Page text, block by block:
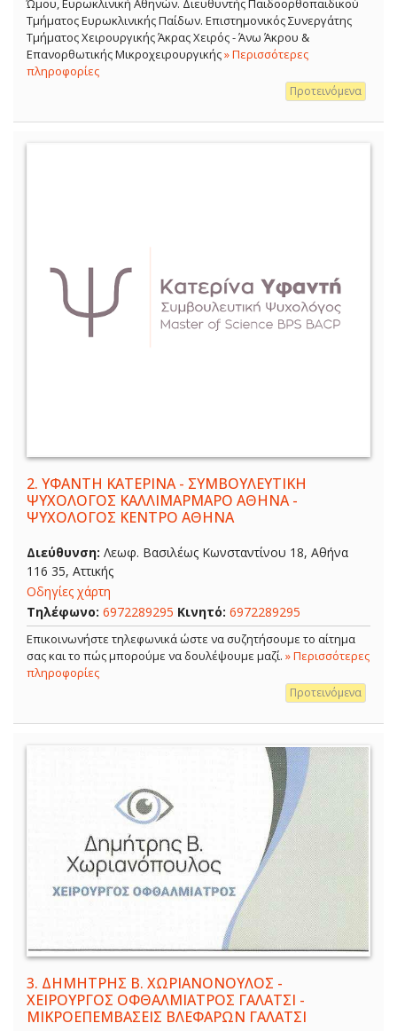
Ώμου, Ευρωκλινική Αθηνών. Διευθυντής Παιδοορθοπαιδικού
Τμήματος Ευρωκλινικής Παίδων. Επιστημονικός Συνεργάτης
Τμήματος Χειρουργικής Άκρας Χειρός - Άνω Άκρου &
Επανορθωτικής Μικροχειρουργικής» Περισσότερες
πληροφορίες
Προτεινόμενα
2. ΥΦΑΝΤΗ ΚΑΤΕΡΙΝΑ - ΣΥΜΒΟΥΛΕΥΤΙΚΗ
ΨΥΧΟΛΟΓΟΣ ΚΑΛΛΙΜΑΡΜΑΡΟ ΑΘΗΝΑ -
ΨΥΧΟΛΟΓΟΣ ΚΕΝΤΡΟ ΑΘΗΝΑ
Διεύθυνση: Λεωφ. Βασιλέως Κωνσταντίνου 18, Αθήνα
116 35, Αττικής
Οδηγίες χάρτη
Τηλέφωνο: 6972289295 Κινητό: 6972289295
Επικοινωνήστε τηλεφωνικά ώστε να συζητήσουμε το αίτημα
σας και το πώς μπορούμε να δουλέψουμε μαζί. » Περισσότερες
πληροφορίες
Προτεινόμενα
3. ΔΗΜΗΤΡΗΣ Β. ΧΩΡΙΑΝΟΝΟΥΛΟΣ -
ΧΕΙΡΟΥΡΓΟΣ ΟΦΘΑΛΜΙΑΤΡΟΣ ΓΑΛΑΤΣΙ -
ΜΙΚΡΟΕΠΕΜΒΑΣΕΙΣ ΒΛΕΦΑΡΩΝ ΓΑΛΑΤΣΙ